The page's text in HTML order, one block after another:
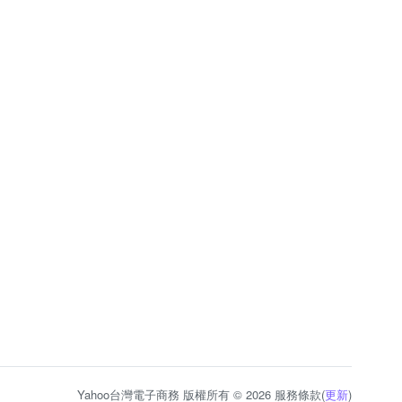
Yahoo台灣電子商務 版權所有 © 2026 服務條款(更新)